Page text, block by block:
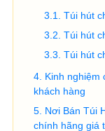
Túi hút
Túi hút
Túi hút
Kinh nghiệm
khách hàng
Nơi Bán Túi
chính hãng giá